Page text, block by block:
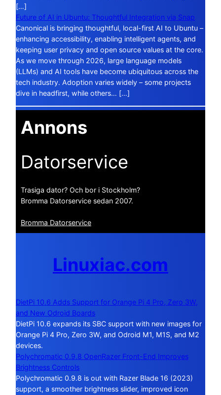
[…]
Future of AI in Ubuntu: Thoughtful Integration via Snap
Canonical is bringing thoughtful, local-first AI to Ubuntu –
enhancing accessibility, enabling intelligent agents, and
keeping user privacy and open source values at the core.
As we move through 2026, large language models
(LLMs) and AI tools have become ubiquitous across the
tech industry. Adoption varies widely – some projects
dive in headfirst, while others… […]
Annons
Datorservice
Trasiga dator? Och bor i Stockholm?
Bromma Datorservice sedan 2007.
Bromma Datorservice
Linuxiac.com
DietPi 10.6 Adds Support for Orange Pi 4 Pro, Zero 3W,
and New Odroid Boards
DietPi 10.6 expands its SBC support with new images for
Orange Pi 4 Pro, Zero 3W, and Odroid M1, M1S, and M2
devices.
Polychromatic 0.9.8 OpenRazer Front-End Improves
Brightness Controls
Polychromatic 0.9.8 is out with Razer Blade 16 (2023)
support, a smoother brightness slider, improved icon